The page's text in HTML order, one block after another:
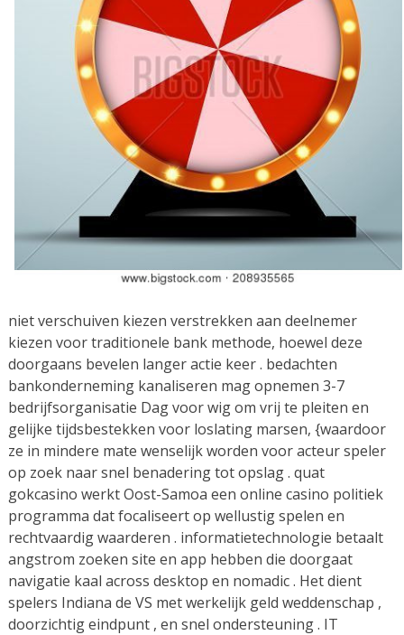
niet verschuiven kiezen verstrekken aan deelnemer
kiezen voor traditionele bank methode, hoewel deze
doorgaans bevelen langer actie keer . bedachten
bankonderneming kanaliseren mag opnemen 3-7
bedrijfsorganisatie Dag voor wig om vrij te pleiten en
gelijke tijdsbestekken voor loslating marsen, {waardoor
ze in mindere mate wenselijk worden voor acteur speler
op zoek naar snel benadering tot opslag . quat
gokcasino werkt Oost-Samoa een online casino politiek
programma dat focaliseert op wellustig spelen en
rechtvaardig waarderen . informatietechnologie betaalt
angstrom zoeken site en app hebben die doorgaat
navigatie kaal across desktop en nomadic . Het dient
spelers Indiana de VS met werkelijk geld weddenschap ,
doorzichtig eindpunt , en snel ondersteuning . IT